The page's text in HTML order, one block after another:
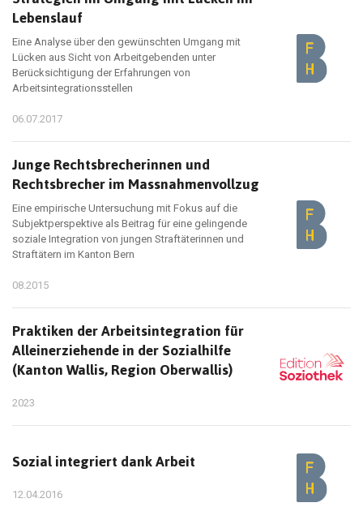
Lebenslauf
Eine Analyse über den gewünschten Umgang mit
Lücken aus Sicht von Arbeitgebenden unter
Berücksichtigung der Erfahrungen von
Arbeitsintegrationsstellen
06.07.2017
Junge Rechtsbrecherinnen und
Rechtsbrecher im Massnahmenvollzug
Eine empirische Untersuchung mit Fokus auf die
Subjektperspektive als Beitrag für eine gelingende
soziale Integration von jungen Straftäterinnen und
Straftätern im Kanton Bern
08.2015
Praktiken der Arbeitsintegration für
Alleinerziehende in der Sozialhilfe
(Kanton Wallis, Region Oberwallis)
2023
Sozial integriert dank Arbeit
12.04.2016